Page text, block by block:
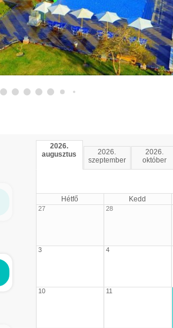
2026.
augusztus
2026.
szeptember
2026.
október
Hétfő Kedd
27 28
3 4
10 11